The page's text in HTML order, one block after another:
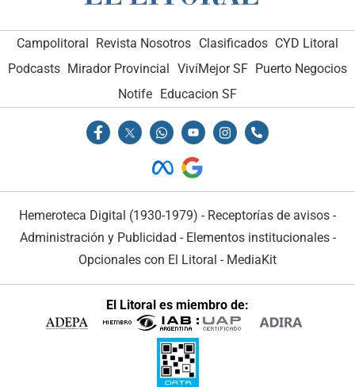
Campolitoral Revista Nosotros Clasificados CYD Litoral
Podcasts Mirador Provincial VivíMejor SF Puerto Negocios
Notife Educacion SF
Hemeroteca Digital (1930-1979) - Receptorías de avisos -
Administración y Publicidad - Elementos institucionales-
Opcionales con El Litoral - MediaKit
El Litoral es miembro de: